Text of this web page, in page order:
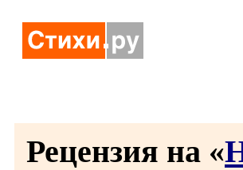
Рецензия на «